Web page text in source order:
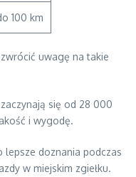
100 km
uwagę na takie
się od 28 000
i wygodę.
lepsze doznania podczas
w miejskim zgiełku.